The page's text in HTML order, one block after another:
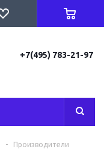
+7(495) 783-21-97
- Производители